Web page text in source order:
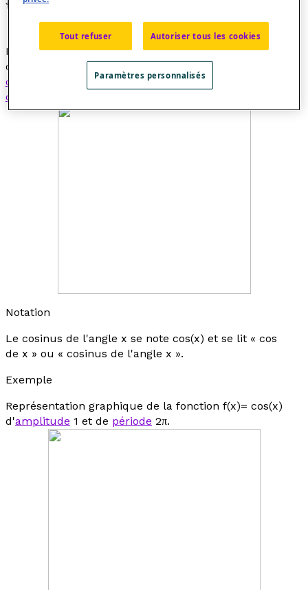
Lorsqu'on associe à un nombre réel quelconque le
cosinus de l'angle dont la mesure, dans le
circulaire
, est ce nombre, on définit ainsi une
circulaire
Notation
Le cosinus de l'angle x se note cos(x) et se lit « cos
de x » ou « cosinus de l'angle x ».
Exemple
Représentation graphique de la fonction f(x)= cos(x)
d'amplitude 1 et de période 2π.
Tout refuser Autoriser tous les cookies
Paramètres personnalisés